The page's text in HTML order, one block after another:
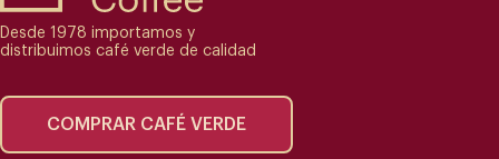
Desde 1978 importamos y
distribuimos café verde de calidad
COMPRAR CAFÉ VERDE